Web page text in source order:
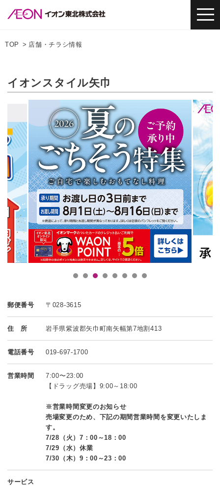
TOP 店舗・チラシ情報
イオンスタイル矢巾
郵便番号 〒028-3615
住 所 岩手県紫波郡矢巾町南矢幅第7地割413
電話番号 019-697-1700
営業時間
7:00〜23:00
【ドラッグ売場】9:00～18:00
※営業時間変更のお知らせ
売場変更のため、下記の期間営業時間を変更いたしま
す。
7/28（火）7：00～18：00
7/29（水）休業
7/30（木）9：00～23：00
サービス